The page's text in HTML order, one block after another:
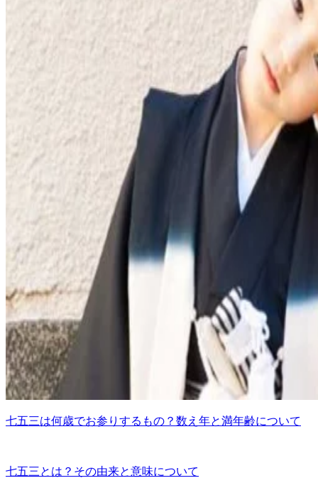
七五三は何歳でお参りするもの？数え年と満年齢について
七五三とは？その由来と意味について